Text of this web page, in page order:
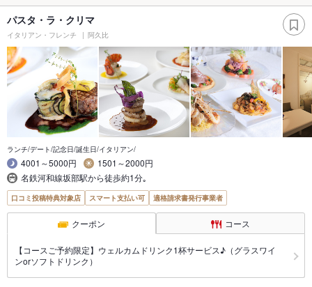
パスタ・ラ・クリマ
イタリアン・フレンチ 阿久比
ランチ/デート/記念日/誕生日/イタリアン/
4001～5000円
1501～2000円
名鉄河和線坂部駅から徒歩約1分｡
口コミ投稿特典対象店 スマート支払い可 適格請求書発行事業者
クーポン コース
【コースご予約限定】ウェルカムドリンク1杯サービス♪（グラスワイ
ンorソフトドリンク）